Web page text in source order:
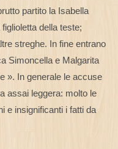
partito la Isabella
della teste;
streghe. In fine entrano
Simoncella e Malgarita
». In generale le accuse
assai leggera: molto le
e insignificanti i fatti da